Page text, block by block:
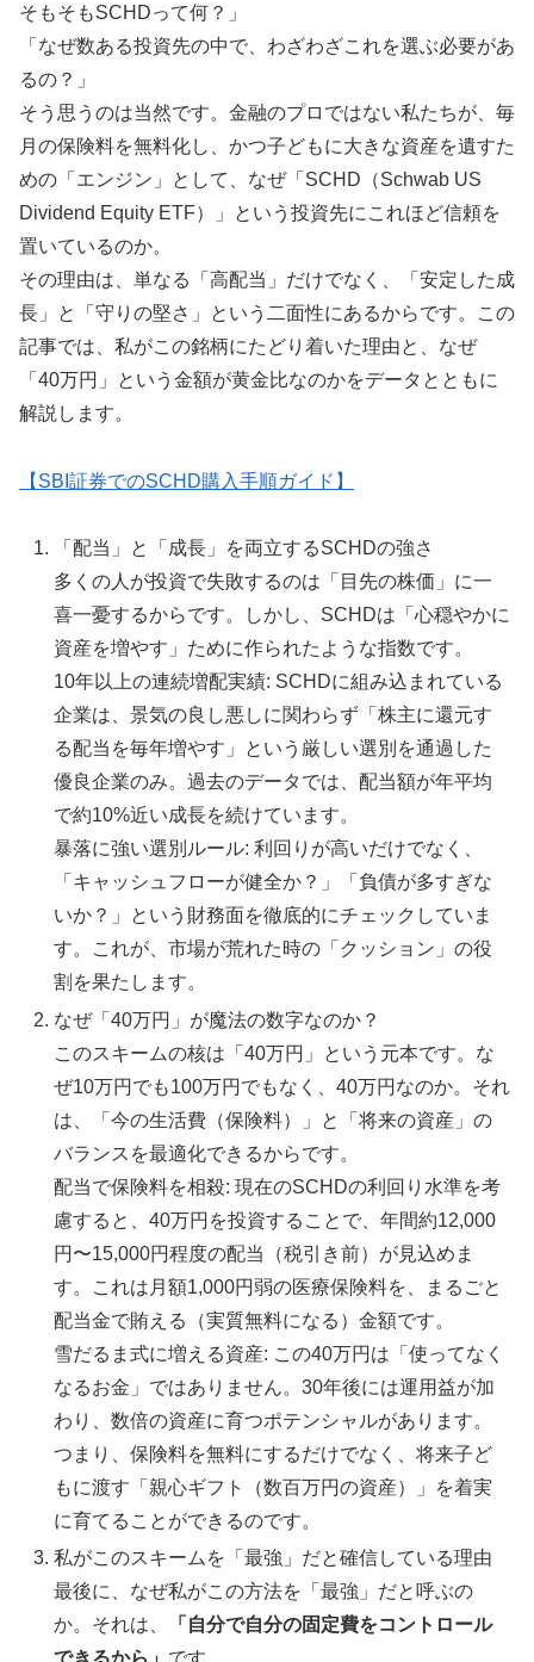
そもそもSCHDって何？」
「なぜ数ある投資先の中で、わざわざこれを選ぶ必要があ
るの？」
そう思うのは当然です。金融のプロではない私たちが、毎
月の保険料を無料化し、かつ子どもに大きな資産を遺すた
めの「エンジン」として、なぜ「SCHD（Schwab US
Dividend Equity ETF）」という投資先にこれほど信頼を
置いているのか。
その理由は、単なる「高配当」だけでなく、「安定した成
長」と「守りの堅さ」という二面性にあるからです。この
記事では、私がこの銘柄にたどり着いた理由と、なぜ
「40万円」という金額が黄金比なのかをデータとともに
解説します。
【SBI証券でのSCHD購入手順ガイド】
「配当」と「成長」を両立するSCHDの強さ
多くの人が投資で失敗するのは「目先の株価」に一
喜一憂するからです。しかし、SCHDは「心穏やかに
資産を増やす」ために作られたような指数です。
10年以上の連続増配実績: SCHDに組み込まれている
企業は、景気の良し悪しに関わらず「株主に還元す
る配当を毎年増やす」という厳しい選別を通過した
優良企業のみ。過去のデータでは、配当額が年平均
で約10%近い成長を続けています。
暴落に強い選別ルール: 利回りが高いだけでなく、
「キャッシュフローが健全か？」「負債が多すぎな
いか？」という財務面を徹底的にチェックしていま
す。これが、市場が荒れた時の「クッション」の役
割を果たします。
なぜ「40万円」が魔法の数字なのか？
このスキームの核は「40万円」という元本です。な
ぜ10万円でも100万円でもなく、40万円なのか。それ
は、「今の生活費（保険料）」と「将来の資産」の
バランスを最適化できるからです。
配当で保険料を相殺: 現在のSCHDの利回り水準を考
慮すると、40万円を投資することで、年間約12,000
円〜15,000円程度の配当（税引き前）が見込めま
す。これは月額1,000円弱の医療保険料を、まるごと
配当金で賄える（実質無料になる）金額です。
雪だるま式に増える資産: この40万円は「使ってなく
なるお金」ではありません。30年後には運用益が加
わり、数倍の資産に育つポテンシャルがあります。
つまり、保険料を無料にするだけでなく、将来子ど
もに渡す「親心ギフト（数百万円の資産）」を着実
に育てることができるのです。
私がこのスキームを「最強」だと確信している理由
最後に、なぜ私がこの方法を「最強」だと呼ぶの
か。それは、
「自分で自分の固定費をコントロール
できるから」 です。